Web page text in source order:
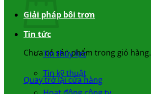
Chưa có sản phẩm trong giỏ hàng.
Quay trở lại cửa hàng
Giải pháp bôi trơn
Tin tức
Tin thủy lực
Tin kỹ thuật